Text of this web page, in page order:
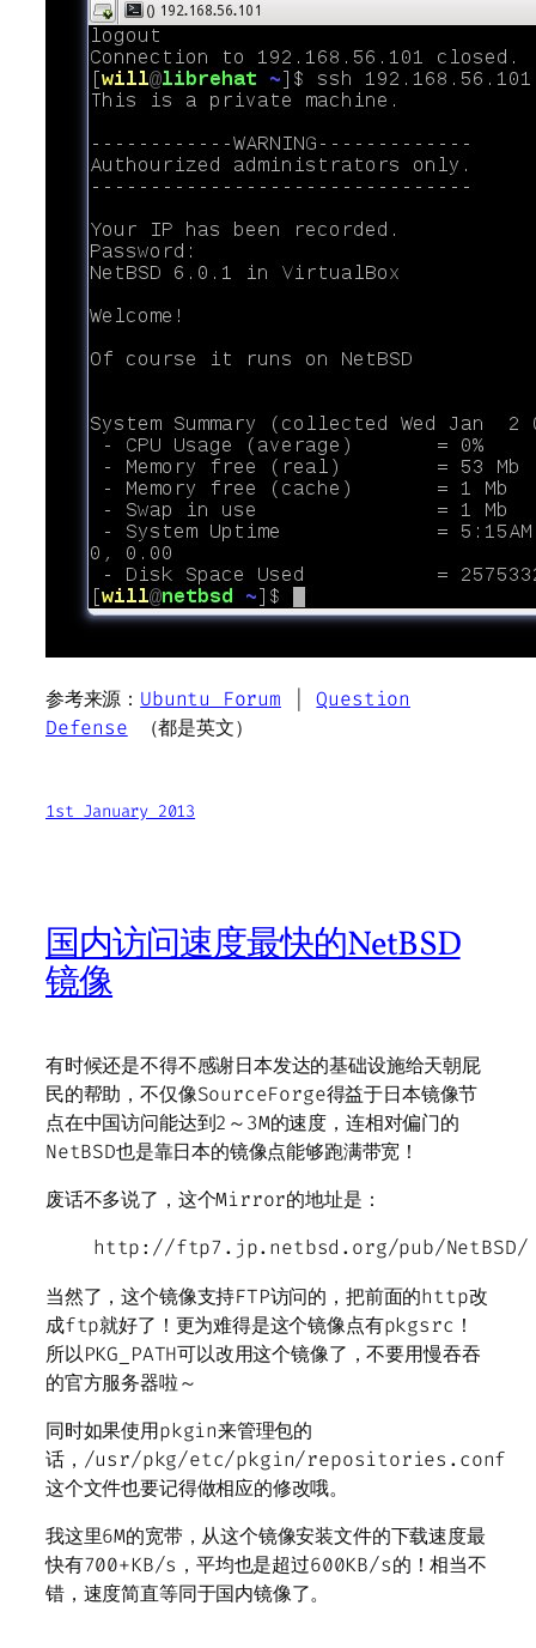
参考来源： Ubuntu Forum |Question
Defense （都是英文）
1st January 2013
国内访问速度最快的NetBSD
镜像
有时候还是不得不感谢日本发达的基础设施给天朝屁
民的帮助，不仅像SourceForge得益于日本镜像节
点在中国访问能达到2～3M的速度，连相对偏门的
NetBSD也是靠日本的镜像点能够跑满带宽！
废话不多说了，这个Mirror的地址是：
http://ftp7.jp.netbsd.org/pub/NetBSD/
当然了，这个镜像支持FTP访问的，把前面的http改
成ftp就好了！更为难得是这个镜像点有pkgsrc！
所以PKG_PATH可以改用这个镜像了，不要用慢吞吞
的官方服务器啦～
同时如果使用pkgin来管理包的
话，/usr/pkg/etc/pkgin/repositories.conf
这个文件也要记得做相应的修改哦。
我这里6M的宽带，从这个镜像安装文件的下载速度最
快有700+KB/s，平均也是超过600KB/s的！相当不
错，速度简直等同于国内镜像了。